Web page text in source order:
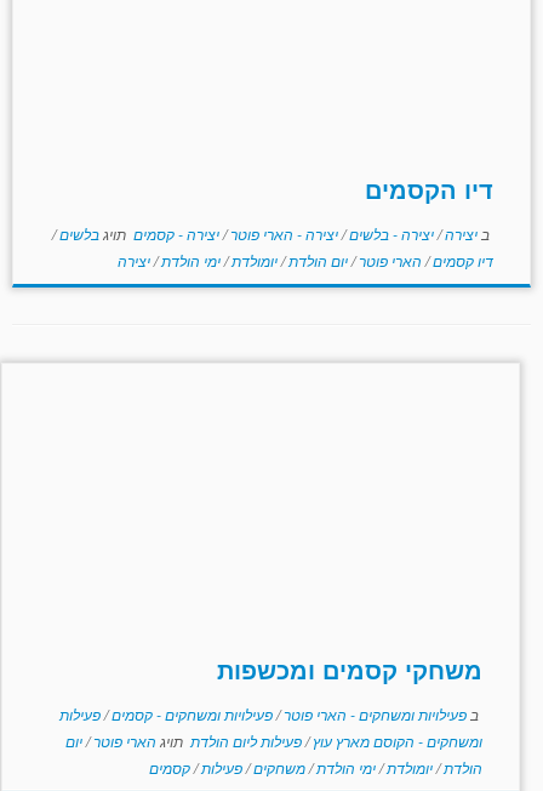
דיו הקסמים
ב יצירה/יצירה - בלשים/יצירה - הארי פוטר/יצירה - קסמים תויגבלשים/
דיו קסמים/ הארי פוטר/יום הולדת/יומולדת/ימי הולדת/יצירה
משחקי קסמים ומכשפות
ב פעילויות ומשחקים - הארי פוטר/פעילויות ומשחקים - קסמים/פעילות
ומשחקים - הקוסם מארץ עוץ/פעילות ליום הולדת תויג הארי פוטר/יום
הולדת/יומולדת/ימי הולדת/משחקים/פעילות/קסמים